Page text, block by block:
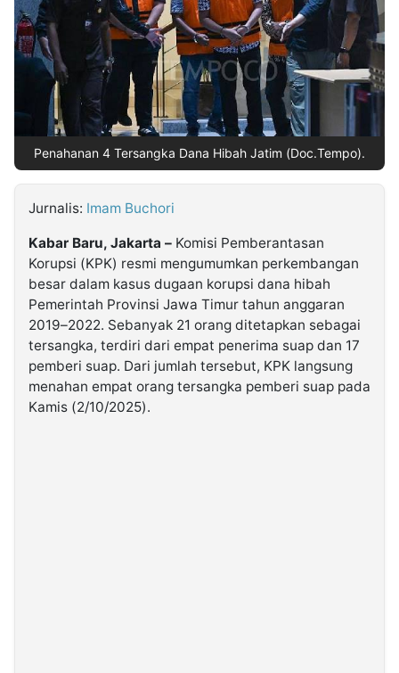
Insight
NTB
Suara
Time
Lens
IDN
Daily
Jogja
Jalan
Rakyat
Idealita
News
Kita
Notice
Dinamikapost.com
Radar
Baru
Seedbacklink
Kabarbaru
Kabarbaru.co
2026
Penahanan 4 Tersangka Dana Hibah Jatim (Doc.Tempo).
Jurnalis: Imam Buchori
Kabar Baru, Jakarta – Komisi Pemberantasan
Korupsi (KPK) resmi mengumumkan perkembangan
besar dalam kasus dugaan korupsi dana hibah
Pemerintah Provinsi Jawa Timur tahun anggaran
2019–2022. Sebanyak 21 orang ditetapkan sebagai
tersangka, terdiri dari empat penerima suap dan 17
pemberi suap. Dari jumlah tersebut, KPK langsung
menahan empat orang tersangka pemberi suap pada
Kamis (2/10/2025).